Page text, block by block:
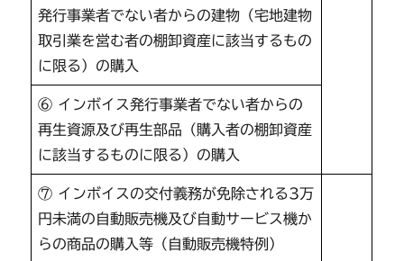
発行事業者でない者からの建物（宅地建物
取引業を営む者の棚卸資産に該当するもの
に限る）の購入
⑥ インボイス発行事業者でない者からの
再生資源及び再生部品（購入者の棚卸資産
に該当するものに限る）の購入
⑦ インボイスの交付義務が免除される3万
円未満の自動販売機及び自動サービス機か
らの商品の購入等（自動販売機特例）